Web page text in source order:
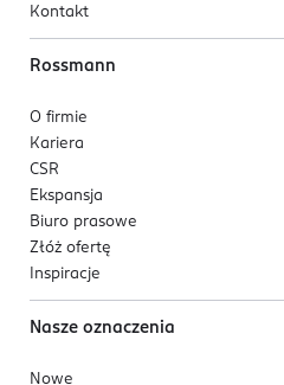
Kontakt
Rossmann
O firmie
Kariera
CSR
Ekspansja
Biuro prasowe
Złóż ofertę
Inspiracje
Nasze oznaczenia
Nowe